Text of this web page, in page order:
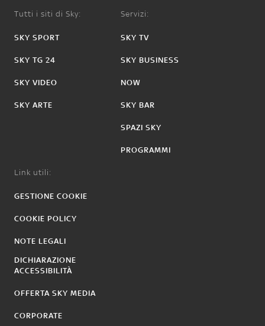
Tutti i siti di Sky:
SKY SPORT
SKY TG 24
SKY VIDEO
SKY ARTE
Servizi:
SKY TV
SKY BUSINESS
NOW
SKY BAR
SPAZI SKY
PROGRAMMI
Link utili:
GESTIONE COOKIE
COOKIE POLICY
NOTE LEGALI
DICHIARAZIONE
ACCESSIBILITÀ
OFFERTA SKY MEDIA
CORPORATE